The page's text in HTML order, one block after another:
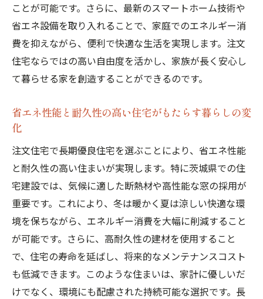
家族の安全を守る耐震性能の重要性
長期的視点での資産価値向上の可能性
環境に優しい暮らしを実現するエコな選択
住宅性能評価制度の利点とその仕組み
計のアイデア
自然素材を取り入れたエコデザインの提案
地元木材を活用した温もりある住まい
快適な暮らしを支える風と光の活用法
庭と住居が一体化した開放的な設計
自然と調和した外構デザインの考え方
注文住宅で理想の住まいを手に入れるためのス
テップ
初めての家づくり：スムーズな進め方
ことが可能です。さらに、最新のスマートホーム技術や
省エネ設備を取り入れることで、家庭でのエネルギー消
費を抑えながら、便利で快適な生活を実現します。注文
住宅ならではの高い自由度を活かし、家族が長く安心し
て暮らせる家を創造することができるのです。
省エネ性能と耐久性の高い住宅がもたらす暮らしの変
化
注文住宅で長期優良住宅を選ぶことにより、省エネ性能
と耐久性の高い住まいが実現します。特に茨城県での住
宅建設では、気候に適した断熱材や高性能な窓の採用が
重要です。これにより、冬は暖かく夏は涼しい快適な環
境を保ちながら、エネルギー消費を大幅に削減すること
が可能です。さらに、高耐久性の建材を使用すること
で、住宅の寿命を延ばし、将来的なメンテナンスコスト
も低減できます。このような住まいは、家計に優しいだ
けでなく、環境にも配慮された持続可能な選択です。長